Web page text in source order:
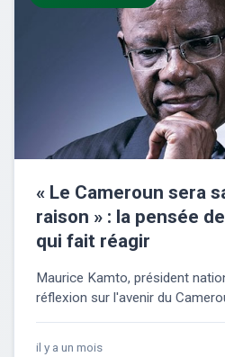
« Le Cameroun sera
raison » : la pensée
qui fait réagir
Maurice Kamto, président
réflexion sur l'avenir du
il y a un mois